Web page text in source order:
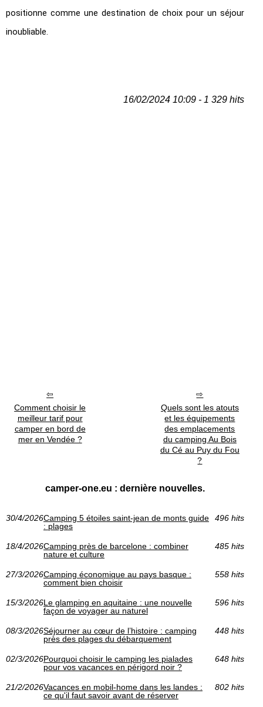
positionne comme une destination de choix pour un séjour
inoubliable.
16/02/2024 10:09 - 1 329 hits
Comment choisir le
meilleur tarif pour
camper en bord de
mer en Vendée ?
Quels sont les atouts
et les équipements
des emplacements
du camping Au Bois
du Cé au Puy du Fou
?
camper-one.eu : dernière nouvelles.
30/4/2026Camping 5 étoiles saint-jean de monts guide
: plages
496 hits
18/4/2026Camping près de barcelone : combiner
nature et culture
485 hits
27/3/2026Camping économique au pays basque :
comment bien choisir
558 hits
15/3/2026Le glamping en aquitaine : une nouvelle
façon de voyager au naturel
596 hits
08/3/2026Séjourner au cœur de l’histoire : camping
près des plages du débarquement
448 hits
02/3/2026Pourquoi choisir le camping les pialades
pour vos vacances en périgord noir ?
648 hits
21/2/2026Vacances en mobil-home dans les landes :
ce qu'il faut savoir avant de réserver
802 hits